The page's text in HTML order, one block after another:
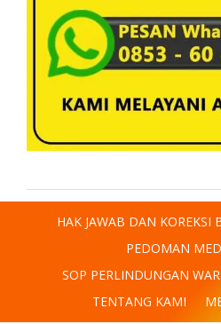
HAK JAWAB DAN KOREKSI
PEDOMAN
SOP PERLINDUNGAN
TENTANG KAMI